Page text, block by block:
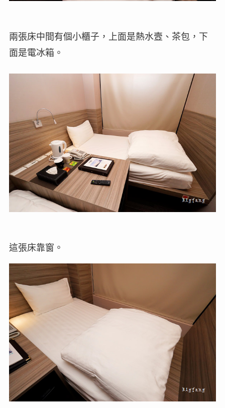
兩張床中間有個小櫃子，上面是熱水壼、茶包，下
面是電冰箱。
這張床靠窗。